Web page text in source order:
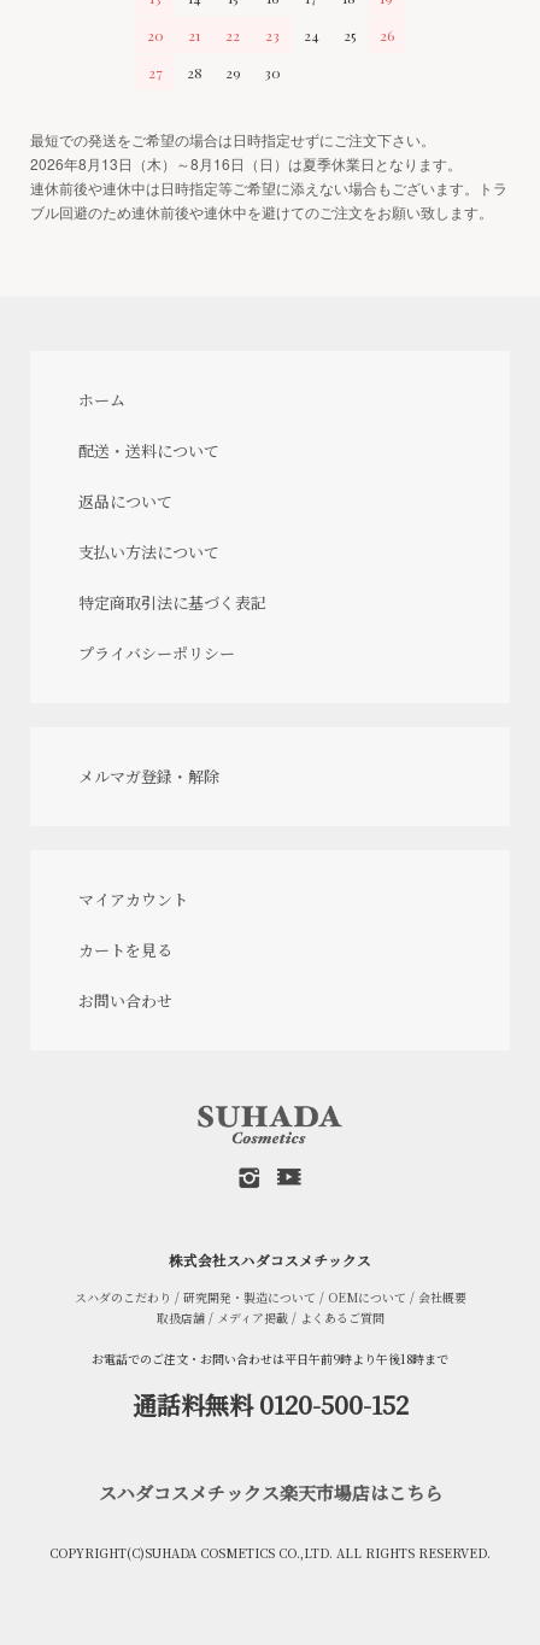
20
21 22 23 24 25
26
27
28 29 30
最短での発送をご希望の場合は日時指定せずにご注文下さい。
2026年8月13日（木）～8月16日（日）は夏季休業日となります。
連休前後や連休中は日時指定等ご希望に添えない場合もございます。トラ
ブル回避のため連休前後や連休中を避けてのご注文をお願い致します。
ホーム
配送・送料について
返品について
支払い方法について
特定商取引法に基づく表記
プライバシーポリシー
メルマガ登録・解除
マイアカウント
カートを見る
お問い合わせ
株式会社スハダコスメチックス
スハダのこだわり / 研究開発・製造について / OEMについて / 会社概要
取扱店舗/ メディア掲載/ よくあるご質問
お電話でのご注文・お問い合わせは平日午前9時より午後18時まで
通話料無料 0120-500-152
スハダコスメチックス楽天市場店はこちら
COPYRIGHT(C)SUHADA COSMETICS CO.,LTD. ALL RIGHTS RESERVED.